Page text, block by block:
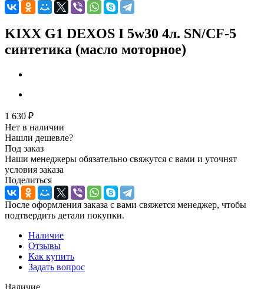
KIXX G1 DEXOS I 5w30 4л. SN/CF-5
синтетика (масло моторное)
1 630 ₽
Нет в наличии
Нашли дешевле?
Под заказ
Наши менеджеры обязательно свяжутся с вами и уточнят
условия заказа
Поделиться
После оформления заказа с вами свяжется менеджер, чтобы
подтвердить детали покупки.
Наличие
Отзывы
Как купить
Задать вопрос
Наличие